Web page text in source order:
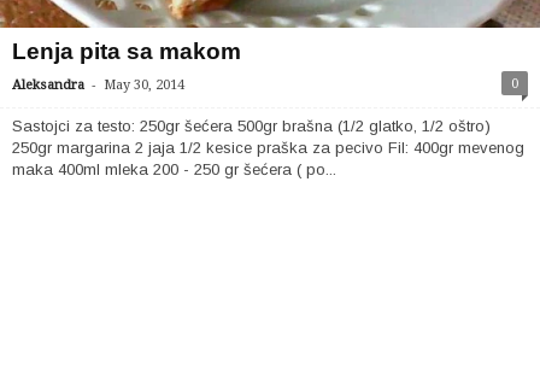
Lenja pita sa makom
Aleksandra - May 30, 2014 0
Sastojci za testo: 250gr šećera 500gr brašna (1/2 glatko, 1/2 oštro)
250gr margarina 2 jaja 1/2 kesice praška za pecivo Fil: 400gr mevenog
maka 400ml mleka 200 - 250 gr šećera ( po...